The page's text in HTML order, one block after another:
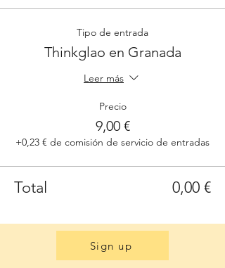
Tipo de entrada
Thinkglao en Granada
Leer más
Precio
9,00 €
+0,23 € de comisión de servicio de entradas
Total 0,00 €
Sign up